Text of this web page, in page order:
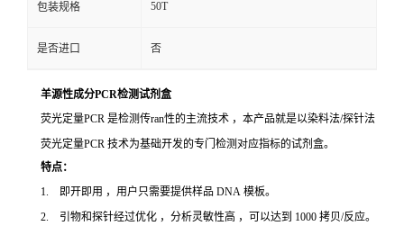
包装规格 50T
是否进口 否
羊源性成分PCR检测试剂盒
荧光定量PCR 是检测传ran性的主流技术 ，本产品就是以染料法/探针法
荧光定量PCR 技术为基础开发的专门检测对应指标的试剂盒。
特点：
1. 即开即用 ，用户只需要提供样品 DNA 模板。
2. 引物和探针经过优化 ，分析灵敏性高 ，可以达到 1000 拷贝/反应。